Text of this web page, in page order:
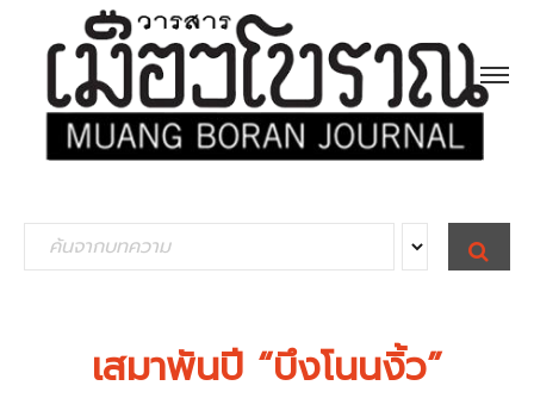
e
S
E
A
เสมาพันปี “บึงโนนงิ้ว”